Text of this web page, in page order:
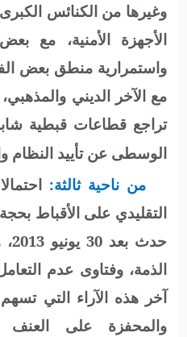
وغيرها من الكنائس
الأجهزة الأمنية، مع
واستمرارية منطق بعض
مع الآخر الديني
تراجع قطاعات قبطية
الوسطى عن تأييد النظام
من ناحية ثالثة:
التقليدي على الأقباط
الذمة، وفتاوى عدم
آخر هذه الآراء التي
والمحفزة على العنف